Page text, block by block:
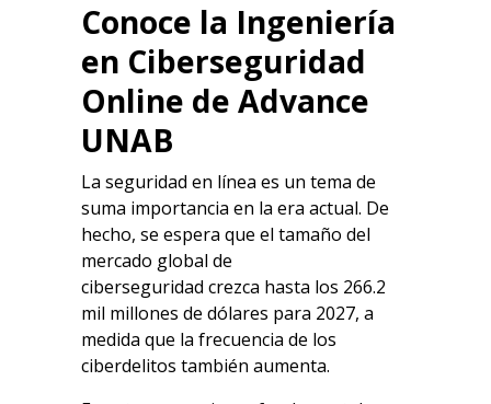
Conoce la Ingeniería
en Ciberseguridad
Online de Advance
UNAB
La seguridad en línea es un tema de
suma importancia en la era actual. De
hecho, se espera que el tamaño del
mercado global de
ciberseguridad crezca hasta los 266.2
mil millones de dólares para 2027, a
medida que la frecuencia de los
ciberdelitos también aumenta.